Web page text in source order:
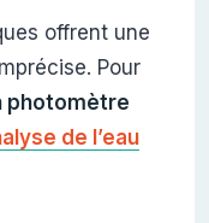
offrent une
Pour
photomètre
de l’eau